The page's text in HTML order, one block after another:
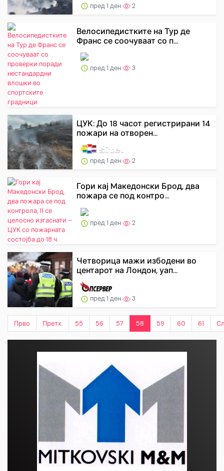
пред 1 ден 2
Велосипедистките на Тур де
Франс се соочуваат со п...
пред 1 ден 3
ЦУК: До 18 часот регистрирани 14
пожари на отворен...
пред 1 ден 2
Гори кај Mакедонски Брод, два
пожара се под контро...
пред 1 ден 2
Четворица мажи избодени во
центарот на Лондон, уап...
пред 1 ден 3
Прво Претх. 55 56 57 58 59 60 61